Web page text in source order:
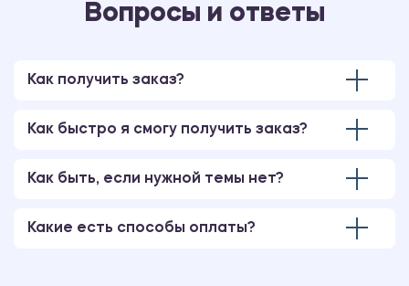
Вопросы и ответы
Как получить заказ?
Как быстро я смогу получить заказ?
Как быть, если нужной темы нет?
Какие есть способы оплаты?